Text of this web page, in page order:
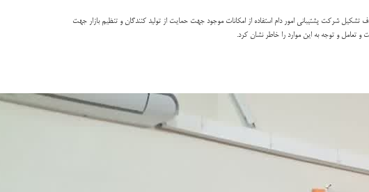
شرکت پشتیبانی امور دام استفاده از امکانات موجود جهت حمایت از تولید کنندگان و تنظیم بازار جهت
و تعامل و توجه به این موارد را خاطر نشان کرد.